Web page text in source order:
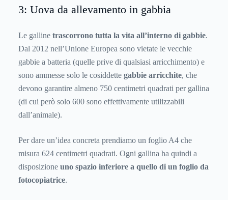
3: Uova da allevamento in gabbia
Le galline trascorrono tutta la vita all’interno di gabbie.
Dal 2012 nell’Unione Europea sono vietate le vecchie
gabbie a batteria (quelle prive di qualsiasi arricchimento) e
sono ammesse solo le cosiddette gabbie arricchite, che
devono garantire almeno 750 centimetri quadrati per gallina
(di cui però solo 600 sono effettivamente utilizzabili
dall’animale).
Per dare un’idea concreta prendiamo un foglio A4 che
misura 624 centimetri quadrati. Ogni gallina ha quindi a
disposizione uno spazio inferiore a quello di un foglio da
fotocopiatrice.